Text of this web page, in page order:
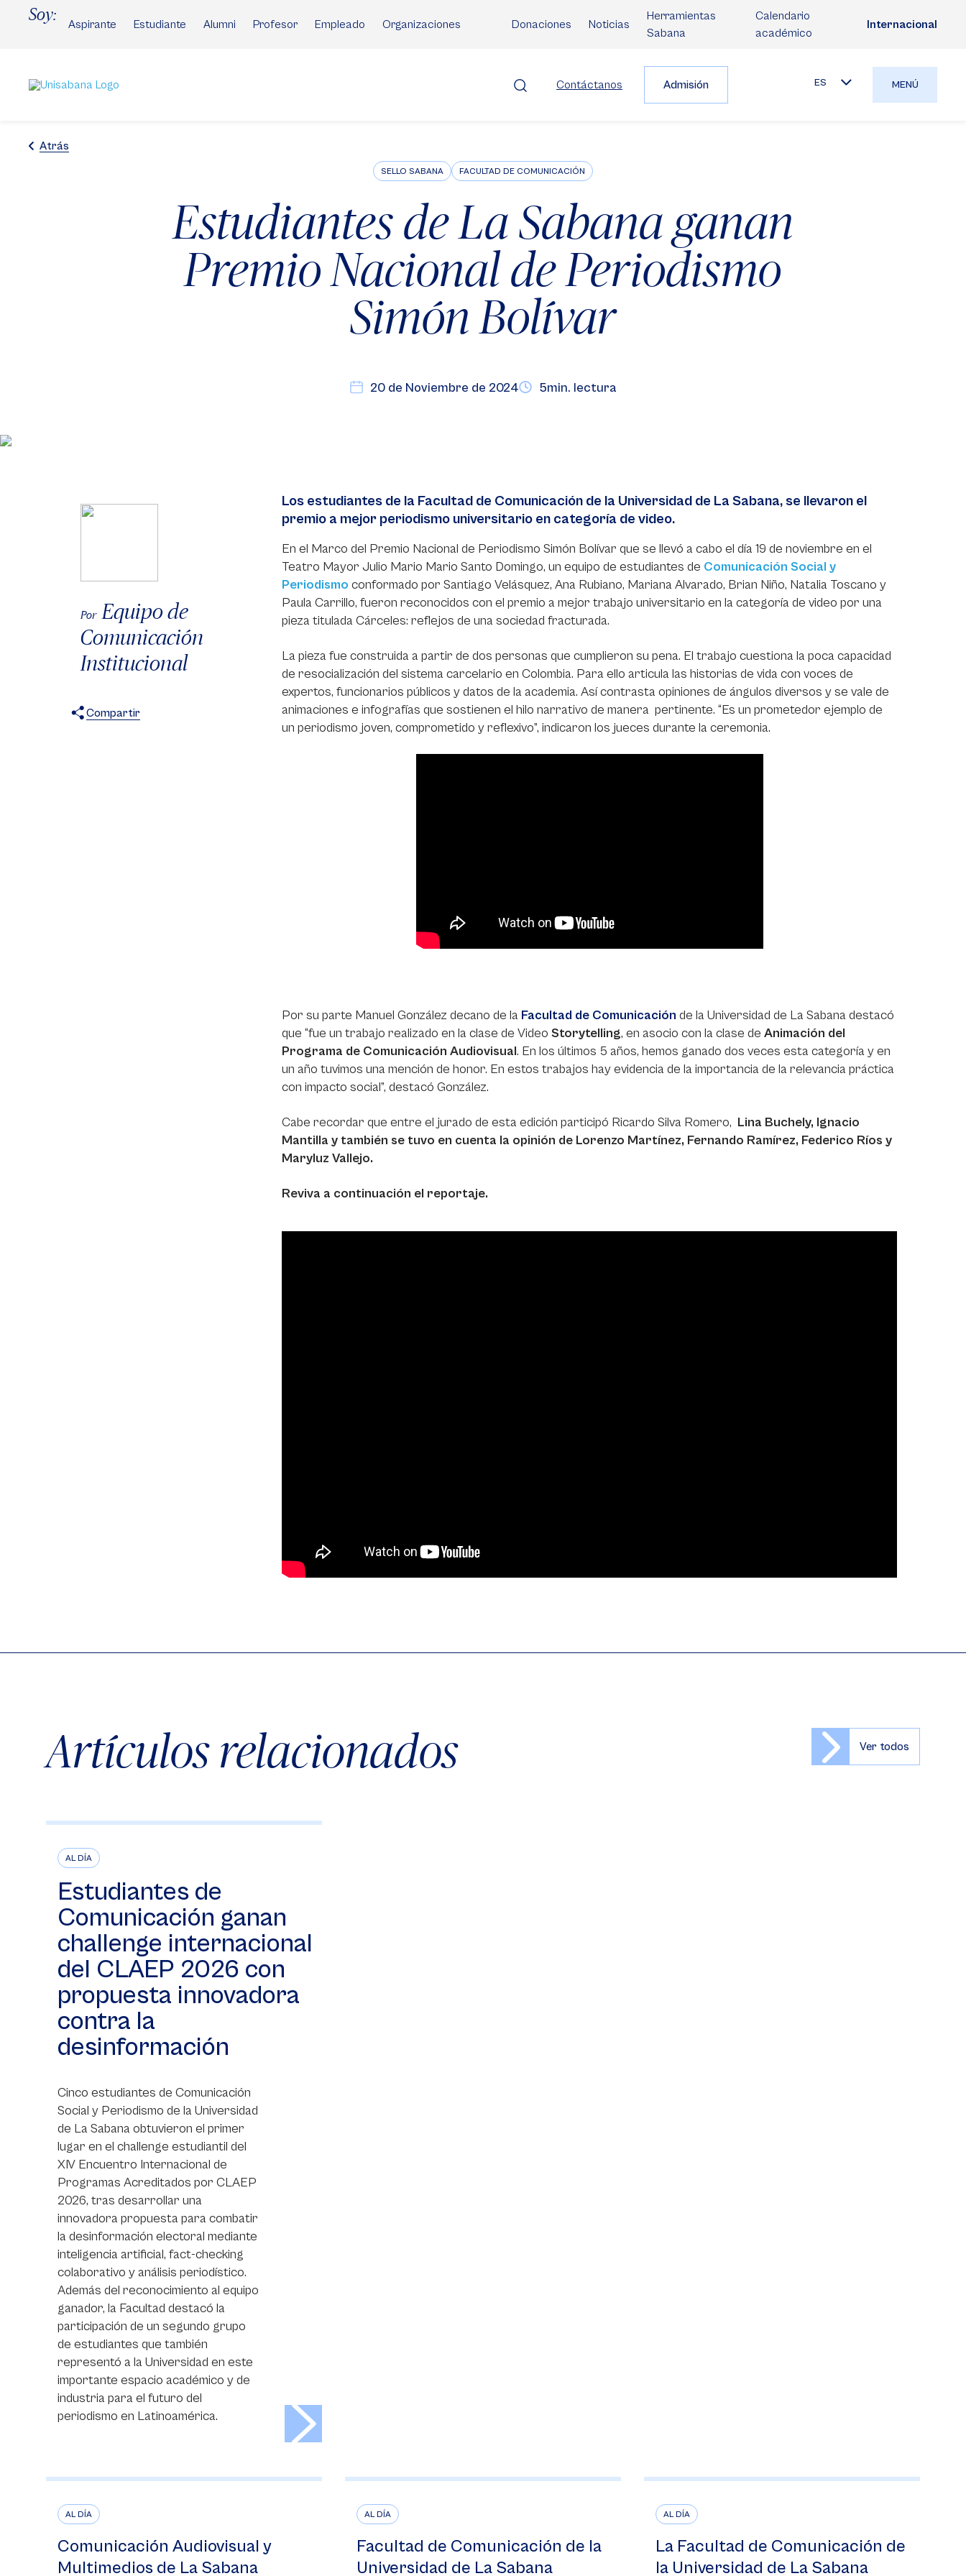
Soy:
Aspirante Estudiante Alumni Profesor Empleado Organizaciones Donaciones Noticias
Herramientas
Sabana
Calendario
académico
Internacional
Contáctanos Admisión ES MENÚ
Atrás
SELLO SABANA FACULTAD DE COMUNICACIÓN
Estudiantes de La Sabana ganan
Premio Nacional de Periodismo
Simón Bolívar
20 de Noviembre de 2024 5min. lectura
Por Equipo de
Comunicación
Institucional
Compartir
Los estudiantes de la Facultad de Comunicación de la Universidad de La Sabana, se llevaron el
premio a mejor periodismo universitario en categoría de video.
En el Marco del Premio Nacional de Periodismo Simón Bolívar que se llevó a cabo el día 19 de noviembre en el
Teatro Mayor Julio Mario Mario Santo Domingo, un equipo de estudiantes de Comunicación Social y
Periodismo conformado por Santiago Velásquez, Ana Rubiano, Mariana Alvarado, Brian Niño, Natalia Toscano y
Paula Carrillo, fueron reconocidos con el premio a mejor trabajo universitario en la categoría de video por una
pieza titulada Cárceles: reflejos de una sociedad fracturada.
La pieza fue construida a partir de dos personas que cumplieron su pena. El trabajo cuestiona la poca capacidad
de resocialización del sistema carcelario en Colombia. Para ello articula las historias de vida con voces de
expertos, funcionarios públicos y datos de la academia. Así contrasta opiniones de ángulos diversos y se vale de
animaciones e infografías que sostienen el hilo narrativo de manera pertinente. “Es un prometedor ejemplo de
un periodismo joven, comprometido y reflexivo”, indicaron los jueces durante la ceremonia.
Por su parte Manuel González decano de la Facultad de Comunicación de la Universidad de La Sabana destacó
que “fue un trabajo realizado en la clase de Video Storytelling, en asocio con la clase de Animación del
Programa de Comunicación Audiovisual. En los últimos 5 años, hemos ganado dos veces esta categoría y en
un año tuvimos una mención de honor. En estos trabajos hay evidencia de la importancia de la relevancia práctica
con impacto social”, destacó González.
Cabe recordar que entre el jurado de esta edición participó Ricardo Silva Romero, Lina Buchely, Ignacio
Mantilla y también se tuvo en cuenta la opinión de Lorenzo Martínez, Fernando Ramírez, Federico Ríos y
Maryluz Vallejo.
Reviva a continuación el reportaje.
Artículos relacionados Ver todos
AL DÍA
Estudiantes de
Comunicación ganan
challenge internacional
del CLAEP 2026 con
propuesta innovadora
contra la
desinformación
Cinco estudiantes de Comunicación
Social y Periodismo de la Universidad
de La Sabana obtuvieron el primer
lugar en el challenge estudiantil del
XIV Encuentro Internacional de
Programas Acreditados por CLAEP
2026, tras desarrollar una
innovadora propuesta para combatir
la desinformación electoral mediante
inteligencia artificial, fact-checking
colaborativo y análisis periodístico.
Además del reconocimiento al equipo
ganador, la Facultad destacó la
participación de un segundo grupo
de estudiantes que también
representó a la Universidad en este
importante espacio académico y de
industria para el futuro del
periodismo en Latinoamérica.
AL DÍA
Comunicación Audiovisual y
Multimedios de La Sabana
AL DÍA
Facultad de Comunicación de la
Universidad de La Sabana
AL DÍA
La Facultad de Comunicación de
la Universidad de La Sabana